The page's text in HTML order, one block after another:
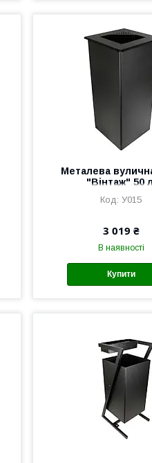
Металева
"Вінтаж" 50
У015
3 019 ₴
В наявності
Купити